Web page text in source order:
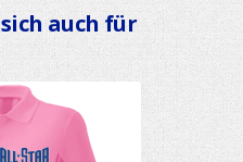
sich auch für